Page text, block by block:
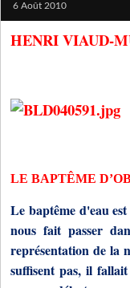
6 Août 2010
HENRI VIAUD-
LE BAPTÊME
Le baptême d'eau
nous fait passer
représentation de la
suffisent pas, il